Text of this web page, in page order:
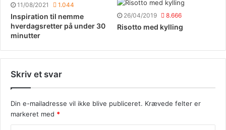
11/08/2021 1.044
Inspiration til nemme
hverdagsretter på under 30
minutter
26/04/2019 8.666
Risotto med kylling
Skriv et svar
Din e-mailadresse vil ikke blive publiceret. Krævede felter er
markeret med *